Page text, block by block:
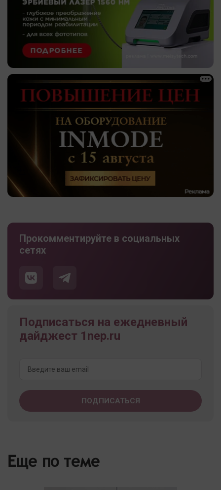
Прокомментируйте в социальных
сетях
Подписаться на ежедневный
дайджест 1nep.ru
Еще по теме